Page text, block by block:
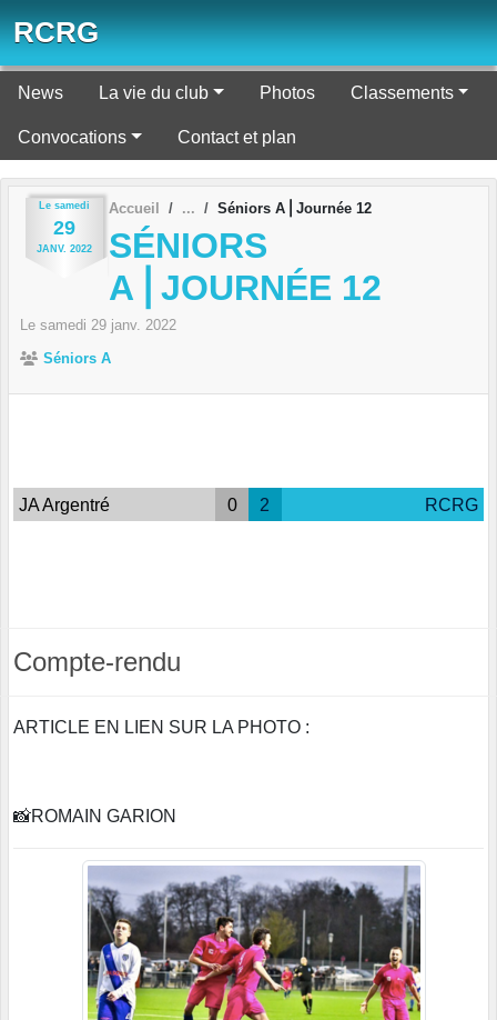
RCRG
News La vie du club Photos Classements
Convocations Contact et plan
Le samedi
29
JANV. 2022
Accueil Séniors A⎪Journée 12
SÉNIORS
A⎪JOURNÉE 12
Le samedi 29 janv. 2022
Séniors A
JA Argentré 0 2 RCRG
Compte-rendu
ARTICLE EN LIEN SUR LA PHOTO :
📸ROMAIN GARION